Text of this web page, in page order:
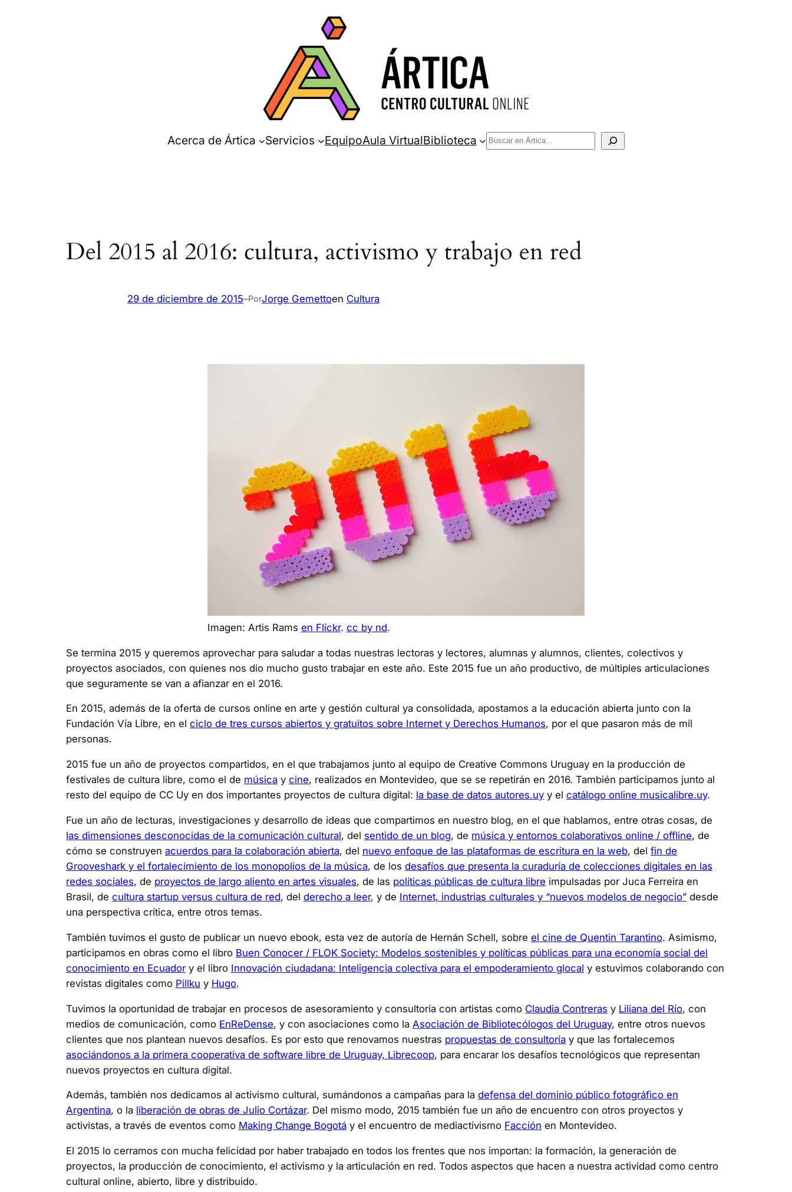
Acerca de Ártica Servicios EquipoAula VirtualBiblioteca Buscar
Del 2015 al 2016: cultura, activismo y trabajo en red
29 de diciembre de 2015–PorJorge Gemettoen Cultura
Imagen: Artis Rams en Flickr. cc by nd.
Se termina 2015 y queremos aprovechar para saludar a todas nuestras lectoras y lectores, alumnas y alumnos, clientes, colectivos y
proyectos asociados, con quienes nos dio mucho gusto trabajar en este año. Este 2015 fue un año productivo, de múltiples articulaciones
que seguramente se van a afianzar en el 2016.
En 2015, además de la oferta de cursos online en arte y gestión cultural ya consolidada, apostamos a la educación abierta junto con la
Fundación Vía Libre, en el ciclo de tres cursos abiertos y gratuitos sobre Internet y Derechos Humanos, por el que pasaron más de mil
personas.
2015 fue un año de proyectos compartidos, en el que trabajamos junto al equipo de Creative Commons Uruguay en la producción de
festivales de cultura libre, como el de música y cine, realizados en Montevideo, que se se repetirán en 2016. También participamos junto al
resto del equipo de CC Uy en dos importantes proyectos de cultura digital: la base de datos autores.uy y el catálogo online musicalibre.uy.
Fue un año de lecturas, investigaciones y desarrollo de ideas que compartimos en nuestro blog, en el que hablamos, entre otras cosas, de
las dimensiones desconocidas de la comunicación cultural, del sentido de un blog, de música y entornos colaborativos online / offline, de
cómo se construyen acuerdos para la colaboración abierta, del nuevo enfoque de las plataformas de escritura en la web, del fin de
Grooveshark y el fortalecimiento de los monopolios de la música, de los desafíos que presenta la curaduría de colecciones digitales en las
redes sociales, de proyectos de largo aliento en artes visuales, de las políticas públicas de cultura libre impulsadas por Juca Ferreira en
Brasil, de cultura startup versus cultura de red, del derecho a leer, y de Internet, industrias culturales y “nuevos modelos de negocio” desde
una perspectiva crítica, entre otros temas.
También tuvimos el gusto de publicar un nuevo ebook, esta vez de autoría de Hernán Schell, sobre el cine de Quentin Tarantino. Asimismo,
participamos en obras como el libro Buen Conocer / FLOK Society: Modelos sostenibles y políticas públicas para una economía social del
conocimiento en Ecuador y el libro Innovación ciudadana: Inteligencia colectiva para el empoderamiento glocal y estuvimos colaborando con
revistas digitales como Pillku y Hugo.
Tuvimos la oportunidad de trabajar en procesos de asesoramiento y consultoría con artistas como Claudia Contreras y Liliana del Río, con
medios de comunicación, como EnReDense, y con asociaciones como la Asociación de Bibliotecólogos del Uruguay, entre otros nuevos
clientes que nos plantean nuevos desafíos. Es por esto que renovamos nuestras propuestas de consultoría y que las fortalecemos
asociándonos a la primera cooperativa de software libre de Uruguay, Librecoop, para encarar los desafíos tecnológicos que representan
nuevos proyectos en cultura digital.
Además, también nos dedicamos al activismo cultural, sumándonos a campañas para la defensa del dominio público fotográfico en
Argentina, o la liberación de obras de Julio Cortázar. Del mismo modo, 2015 también fue un año de encuentro con otros proyectos y
activistas, a través de eventos como Making Change Bogotá y el encuentro de mediactivismo Facción en Montevideo.
El 2015 lo cerramos con mucha felicidad por haber trabajado en todos los frentes que nos importan: la formación, la generación de
proyectos, la producción de conocimiento, el activismo y la articulación en red. Todos aspectos que hacen a nuestra actividad como centro
cultural online, abierto, libre y distribuido.